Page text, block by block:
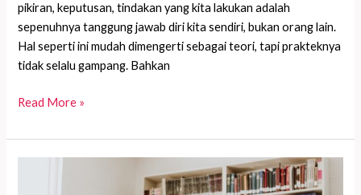
pikiran, keputusan, tindakan yang kita lakukan adalah
sepenuhnya tanggung jawab diri kita sendiri, bukan orang lain.
Hal seperti ini mudah dimengerti sebagai teori, tapi prakteknya
tidak selalu gampang. Bahkan
Bertanggungjawab
(Kebahagiaan)
Diri
Read More »